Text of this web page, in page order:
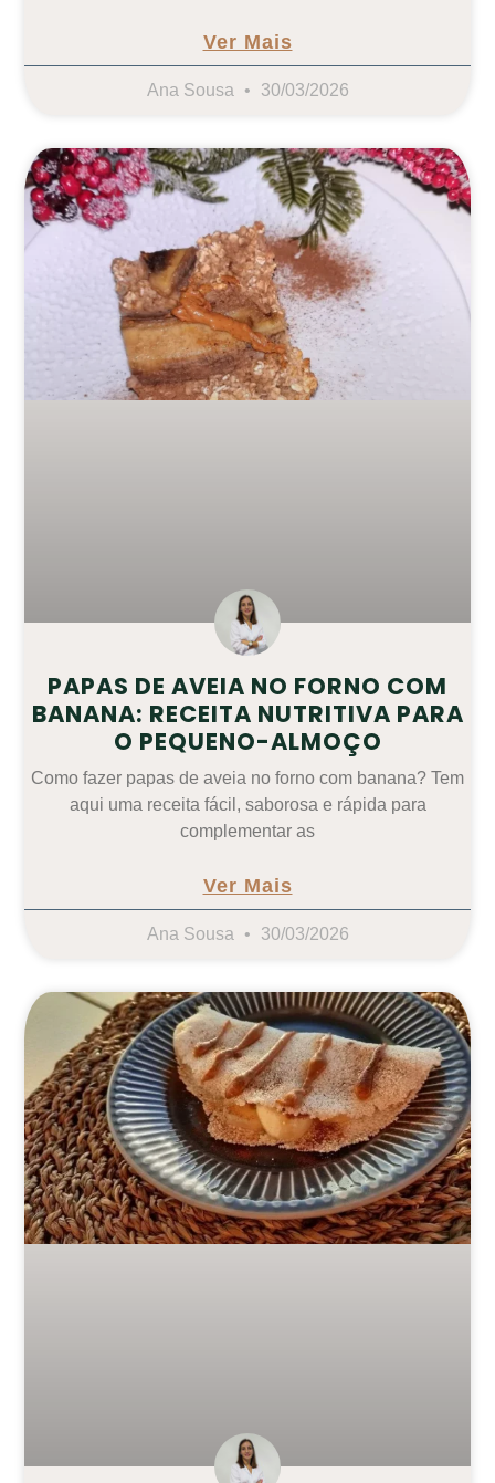
Ver Mais
Ana Sousa 30/03/2026
PAPAS DE AVEIA NO FORNO COM
BANANA: RECEITA NUTRITIVA PARA
O PEQUENO-ALMOÇO
Como fazer papas de aveia no forno com banana? Tem
aqui uma receita fácil, saborosa e rápida para
complementar as
Ver Mais
Ana Sousa 30/03/2026